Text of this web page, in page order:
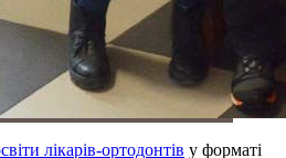
лікарів-ортодонтів у форматі